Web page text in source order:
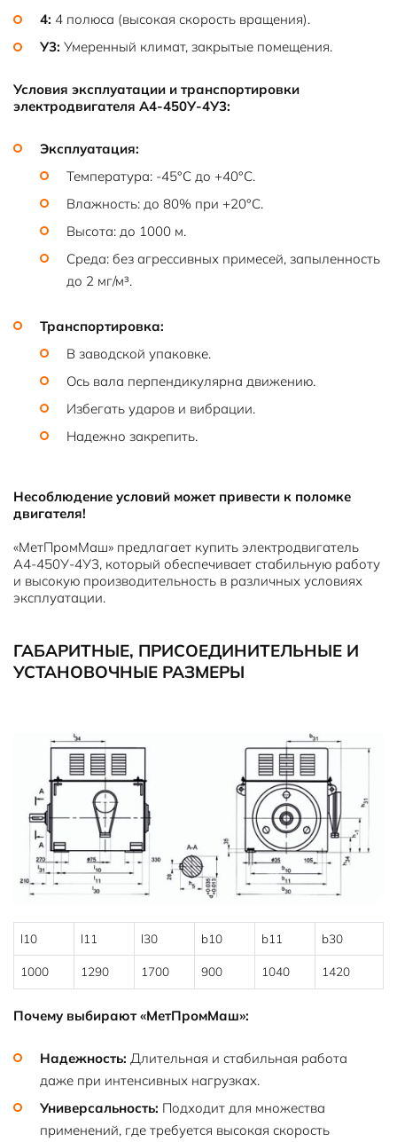
4: 4 полюса (высокая скорость вращения).
У3: Умеренный климат, закрытые помещения.
Условия эксплуатации и транспортировки
электродвигателя А4-450У-4У3:
Эксплуатация:
Температура: -45°C до +40°C.
Влажность: до 80% при +20°C.
Высота: до 1000 м.
Среда: без агрессивных примесей, запыленность
до 2 мг/м³.
Транспортировка:
В заводской упаковке.
Ось вала перпендикулярна движению.
Избегать ударов и вибрации.
Надежно закрепить.
Несоблюдение условий может привести к поломке
двигателя!
«МетПромМаш» предлагает купить электродвигатель
А4-450У-4У3, который обеспечивает стабильную работу
и высокую производительность в различных условиях
эксплуатации.
ГАБАРИТНЫЕ, ПРИСОЕДИНИТЕЛЬНЫЕ И
УСТАНОВОЧНЫЕ РАЗМЕРЫ
l10 l11 l30 b10 b11 b30
1000 1290 1700 900 1040 1420
Почему выбирают «МетПромМаш»:
Надежность: Длительная и стабильная работа
даже при интенсивных нагрузках.
Универсальность: Подходит для множества
применений, где требуется высокая скорость